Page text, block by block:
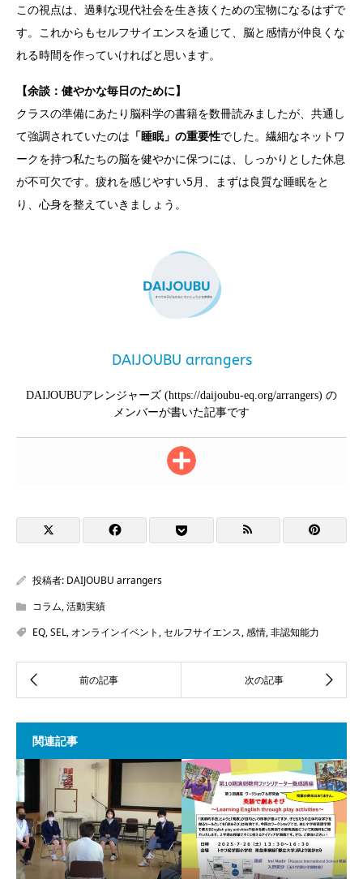
この視点は、過剰な現代社会を生き抜くための宝物になるはずで
す。これからもセルフサイエンスを通じて、脳と感情が仲良くな
れる時間を作っていければと思います。
【余談：健やかな毎日のために】
クラスの準備にあたり脳科学の書籍を数冊読みましたが、共通し
て強調されていたのは 「睡眠」の重要性でした。繊細なネットワ
ークを持つ私たちの脳を健やかに保つには、しっかりとした休息
が不可欠です。疲れを感じやすい5月、まずは良質な睡眠をと
り、心身を整えていきましょう。
DAIJOUBU arrangers
DAIJOUBUアレンジャーズ (https://daijoubu-eq.org/arrangers) の
メンバーが書いた記事です
投稿者: DAIJOUBU arrangers
コラム,活動実績
EQ,SEL, オンラインイベント ,セルフサイエンス,感情,非認知能力
関連記事